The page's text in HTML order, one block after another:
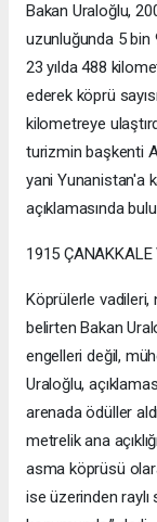
Bakan Uraloğlu,
uzunluğunda 5 bin
23 yılda 488
ederek köprü
kilometreye
turizmin başkenti
yani Yunanistan'a
açıklamasında
1915 ÇANAKKALE
Köprülerle vadileri,
belirten Bakan
engelleri değil,
Uraloğlu,
arenada ödüller
metrelik ana
asma köprüsü
ise üzerinden